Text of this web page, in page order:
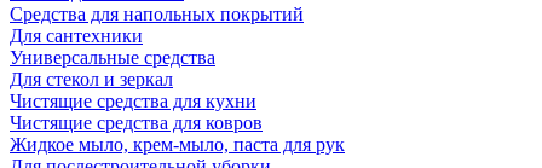
Средства для напольных покрытий
Для сантехники
Универсальные средства
Для стекол и зеркал
Чистящие средства для кухни
Чистящие средства для ковров
Жидкое мыло, крем-мыло, паста для рук